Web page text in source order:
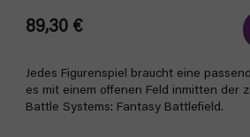
89,30 €
Jedes Figurenspiel braucht eine
es mit einem offenen Feld inmitten der
Battle Systems: Fantasy Battlefield.